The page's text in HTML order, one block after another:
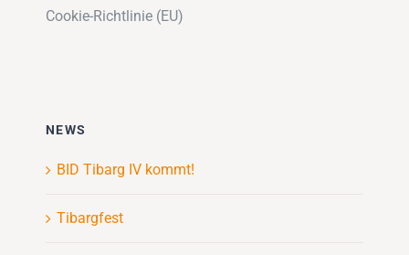
Cookie-Richtlinie (EU)
NEWS
BID Tibarg IV kommt!
Tibargfest